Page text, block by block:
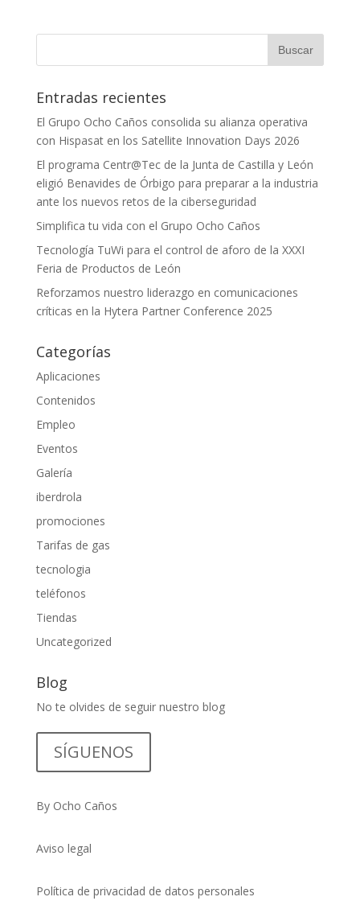
Entradas recientes
El Grupo Ocho Caños consolida su alianza operativa
con Hispasat en los Satellite Innovation Days 2026
El programa Centr@Tec de la Junta de Castilla y León
eligió Benavides de Órbigo para preparar a la industria
ante los nuevos retos de la ciberseguridad
Simplifica tu vida con el Grupo Ocho Caños
Tecnología TuWi para el control de aforo de la XXXI
Feria de Productos de León
Reforzamos nuestro liderazgo en comunicaciones
críticas en la Hytera Partner Conference 2025
Categorías
Aplicaciones
Contenidos
Empleo
Eventos
Galería
iberdrola
promociones
Tarifas de gas
tecnologia
teléfonos
Tiendas
Uncategorized
Blog
No te olvides de seguir nuestro blog
SÍGUENOS
By Ocho Caños
Aviso legal
Política de privacidad de datos personales